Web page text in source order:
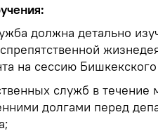
должна детально
на сессию
служб в
долгами перед